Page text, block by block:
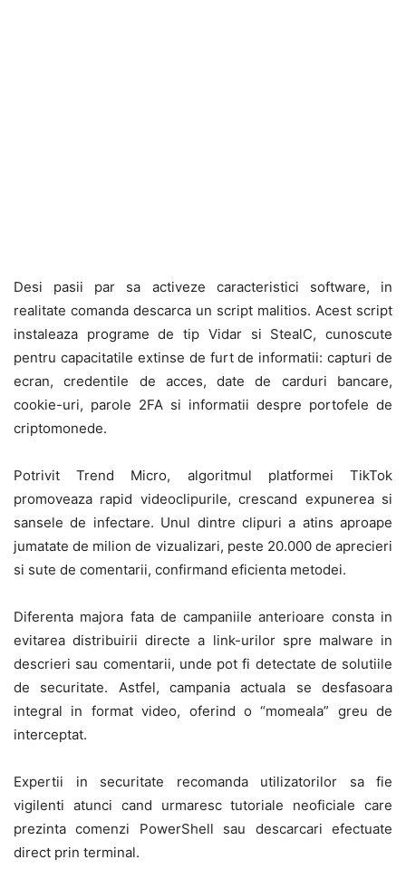
Desi pasii par sa activeze caracteristici software, in
realitate comanda descarca un script malitios. Acest script
instaleaza programe de tip Vidar si StealC, cunoscute
pentru capacitatile extinse de furt de informatii: capturi de
ecran, credentile de acces, date de carduri bancare,
cookie-uri, parole 2FA si informatii despre portofele de
criptomonede.
Potrivit Trend Micro, algoritmul platformei TikTok
promoveaza rapid videoclipurile, crescand expunerea si
sansele de infectare. Unul dintre clipuri a atins aproape
jumatate de milion de vizualizari, peste 20.000 de aprecieri
si sute de comentarii, confirmand eficienta metodei.
Diferenta majora fata de campaniile anterioare consta in
evitarea distribuirii directe a link-urilor spre malware in
descrieri sau comentarii, unde pot fi detectate de solutiile
de securitate. Astfel, campania actuala se desfasoara
integral in format video, oferind o “momeala” greu de
interceptat.
Expertii in securitate recomanda utilizatorilor sa fie
vigilenti atunci cand urmaresc tutoriale neoficiale care
prezinta comenzi PowerShell sau descarcari efectuate
direct prin terminal.